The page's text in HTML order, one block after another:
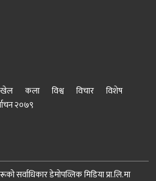
खेल कला विश्व विचार
विशेष
२०७९
सर्वाधिकार डेमोपव्लिक मिडिया प्रा.लि.मा